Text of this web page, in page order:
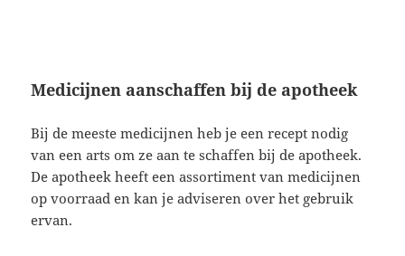
Medicijnen aanschaffen bij de apotheek
Bij de meeste medicijnen heb je een recept nodig
van een arts om ze aan te schaffen bij de apotheek.
De apotheek heeft een assortiment van medicijnen
op voorraad en kan je adviseren over het gebruik
ervan.